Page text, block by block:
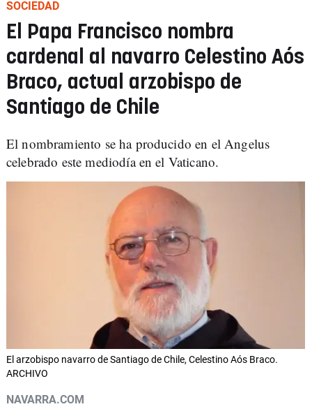
SOCIEDAD
El Papa Francisco nombra
cardenal al navarro Celestino Aós
Braco, actual arzobispo de
Santiago de Chile
El nombramiento se ha producido en el Angelus
celebrado este mediodía en el Vaticano.
El arzobispo navarro de Santiago de Chile, Celestino Aós Braco.
ARCHIVO
NAVARRA.COM